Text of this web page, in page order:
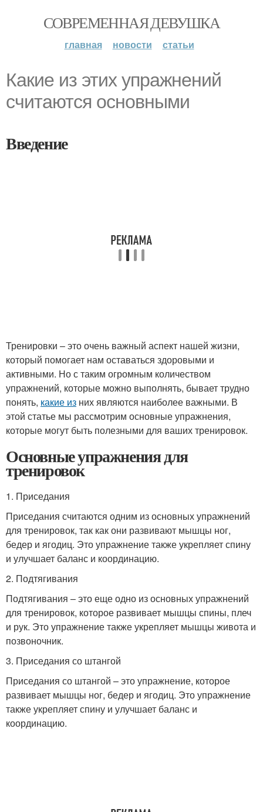
СОВРЕМЕННАЯ ДЕВУШКА
главная новости статьи
Какие из этих упражнений
считаются основными
Введение
Тренировки – это очень важный аспект нашей жизни,
который помогает нам оставаться здоровыми и
активными. Но с таким огромным количеством
упражнений, которые можно выполнять, бывает трудно
понять, какие из них являются наиболее важными. В
этой статье мы рассмотрим основные упражнения,
которые могут быть полезными для ваших тренировок.
Основные упражнения для
тренировок
1. Приседания
Приседания считаются одним из основных упражнений
для тренировок, так как они развивают мышцы ног,
бедер и ягодиц. Это упражнение также укрепляет спину
и улучшает баланс и координацию.
2. Подтягивания
Подтягивания – это еще одно из основных упражнений
для тренировок, которое развивает мышцы спины, плеч
и рук. Это упражнение также укрепляет мышцы живота и
позвоночник.
3. Приседания со штангой
Приседания со штангой – это упражнение, которое
развивает мышцы ног, бедер и ягодиц. Это упражнение
также укрепляет спину и улучшает баланс и
координацию.